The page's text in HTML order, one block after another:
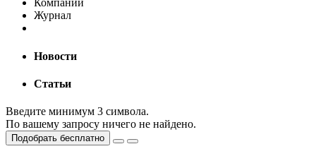
Компании
Журнал
Новости
Статьи
Введите минимум 3 символа.
По вашему запросу ничего не найдено.
Подобрать бесплатно